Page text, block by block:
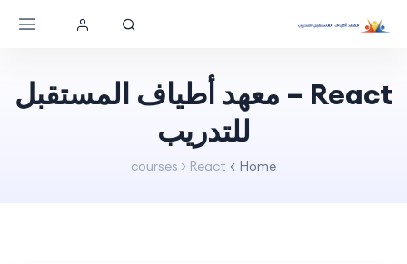
React – معهد أطياف المستقبل
للتدريب
Home
courses > React